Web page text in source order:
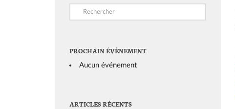
PROCHAIN ÉVÈNEMENT
Aucun événement
ARTICLES RÉCENTS